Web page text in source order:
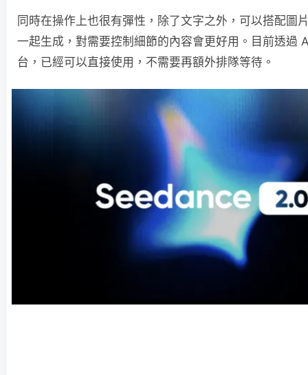
同時在操作上也很有彈性，除了文字之外，可以搭配圖
一起生成，對需要控制細節的內容會更好用。目前透過
台，已經可以直接使用，不需要再額外排隊等待。